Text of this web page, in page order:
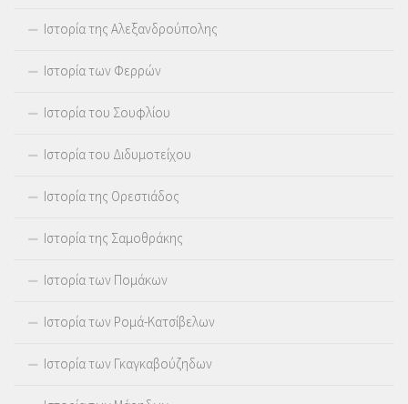
Ιστορία της Αλεξανδρούπολης
Ιστορία των Φερρών
Ιστορία του Σουφλίου
Ιστορία του Διδυμοτείχου
Ιστορία της Ορεστιάδος
Ιστορία της Σαμοθράκης
Ιστορία των Πομάκων
Ιστορία των Ρομά-Κατσίβελων
Ιστορία των Γκαγκαβούζηδων